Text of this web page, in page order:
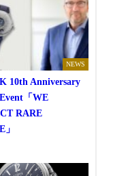
NEWS
10th Anniversary
「WE
RARE